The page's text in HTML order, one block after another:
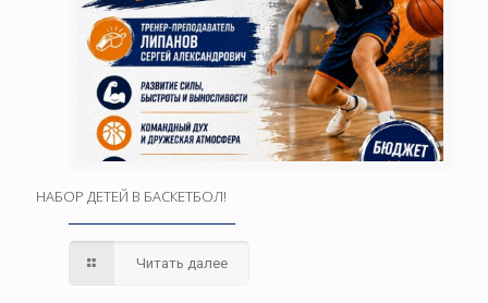
НАБОР ДЕТЕЙ В БАСКЕТБОЛ!
Читать далее